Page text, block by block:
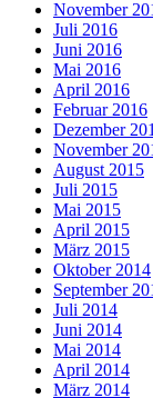
November
Juli 2016
Juni 2016
Mai 2016
April 2016
Februar 2016
Dezember
November
August 2015
Juli 2015
Mai 2015
April 2015
März 2015
Oktober 2014
September
Juli 2014
Juni 2014
Mai 2014
April 2014
März 2014